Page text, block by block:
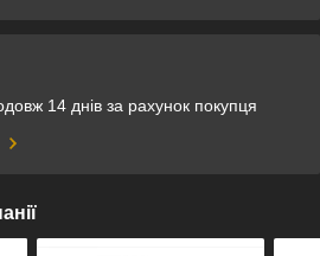
14 днів за рахунок покупця